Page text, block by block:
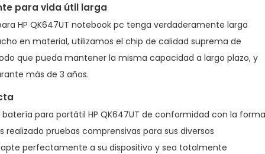
para vida útil larga
HP QK647UT notebook pc tenga verdaderamente larga
en material, utilizamos el chip de calidad suprema de
que pueda mantener la misma capacidad a largo plazo, y
más de 3 años.
batería para portátil HP QK647UT de conformidad con la forma
pruebas comprensivas para sus diversos
perfectamente a su dispositivo y sea totalmente